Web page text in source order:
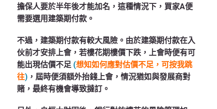
擔保人要於半年後才能加名，這種情況下，買家A便
需要選用建築期付款。
不過，建築期付款有較大風險。由於建築期付款在入
伙前才安排上會，若樓花期樓價下跌，上會時便有可
能出現估價不足 (想知如何應對估價不足，可按我跳
往) ，屆時便須額外抬錢上會，情況猶如與發展商對
賭，最終有機會導致撻訂。